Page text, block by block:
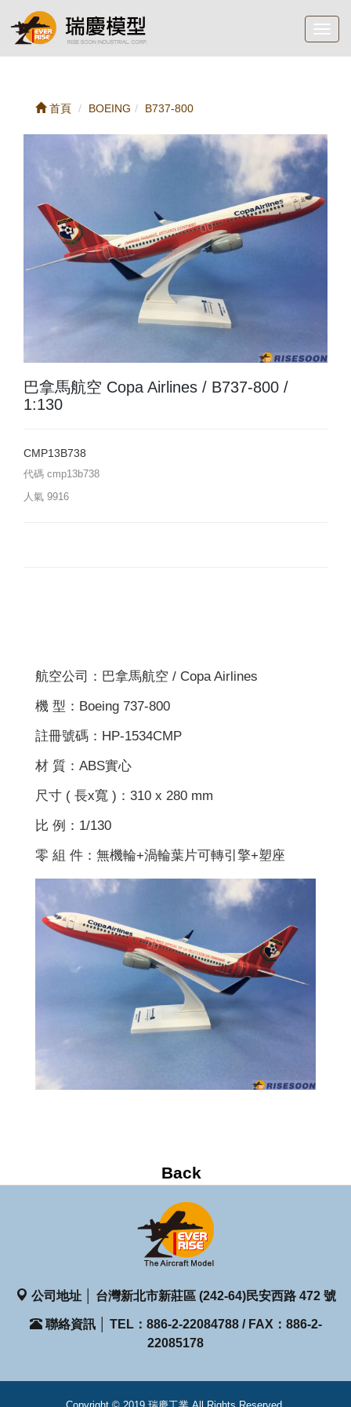
首頁 BOEING B737-800
巴拿馬航空 Copa Airlines / B737-800 /
1:130
CMP13B738
代碼 cmp13b738
人氣 9916
航空公司：巴拿馬航空 / Copa Airlines
機 型：Boeing 737-800
註冊號碼：HP-1534CMP
材 質：ABS實心
尺寸 ( 長x寬 )：310 x 280 mm
比 例：1/130
零 組 件：無機輪+渦輪葉片可轉引擎+塑座
公司地址 │ 台灣新北市新莊區 (242-64)民安西路 472 號
聯絡資訊 │ TEL：886-2-22084788 / FAX：886-2-
22085178
Copyright © 2019 瑞慶工業 All Rights Reserved.